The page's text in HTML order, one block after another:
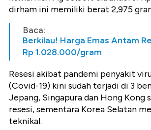
dirham ini memiliki berat 2,975
Baca:
Berkilau! Harga Emas Antam
Rp 1.028.000/gram
Resesi akibat pandemi penyakit
(Covid-19) kini sudah terjadi di 3
Jepang, Singapura dan Hong Kong
resesi, sementara Korea Selatan
teknikal.